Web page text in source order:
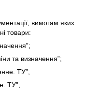
вимогам яких
товари:
та визначення”;
ТУ”;
ТУ”;